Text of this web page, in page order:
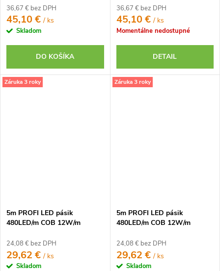
36,67 € bez DPH
45,10 €/ ks
Skladom
DO KOŠÍKA
36,67 € bez DPH
45,10 €/ ks
Momentálne nedostupné
DETAIL
Záruka 3 roky
5m PROFI LED pásik
480LED/m COB 12W/m
24,08 € bez DPH
29,62 €/ ks
Skladom
Záruka 3 roky
5m PROFI LED pásik
480LED/m COB 12W/m
24,08 € bez DPH
29,62 €/ ks
Skladom